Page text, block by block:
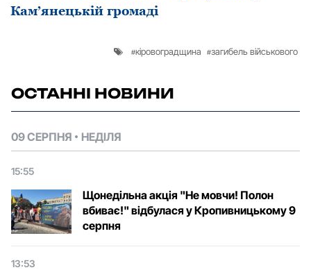
Кам’янецькій громаді
кіровоградщина загибель військового
ОСТАННІ НОВИНИ
09 СЕРПНЯ НЕДІЛЯ
15:55
Щонедільна акція "Не мовчи! Полон
вбиває!" відбулася у Кропивницькому 9
серпня
13:53